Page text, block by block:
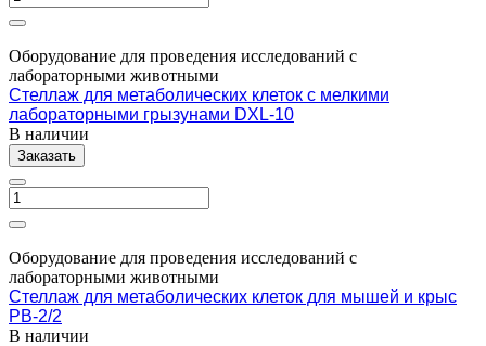
Оборудование для проведения исследований с
лабораторными животными
Стеллаж для метаболических клеток с мелкими
лабораторными грызунами DXL-10
В наличии
Заказать
Оборудование для проведения исследований с
лабораторными животными
Стеллаж для метаболических клеток для мышей и крыс
PB-2/2
В наличии